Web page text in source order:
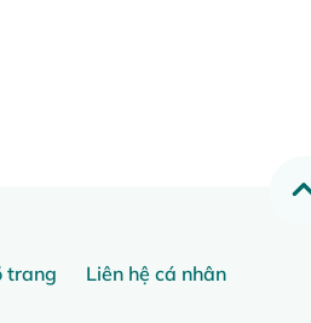
trang
Liên hệ cá nhân